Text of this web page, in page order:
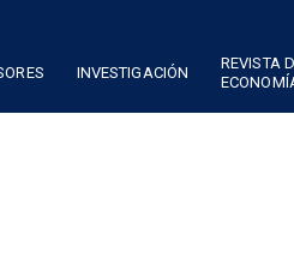
INVESTIGACIÓN
REVISTA